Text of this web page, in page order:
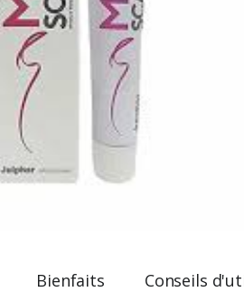
Bienfaits Conseils